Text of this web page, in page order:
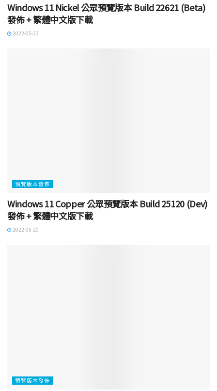
Windows 11 Nickel 公眾預覽版本 Build 22621 (Beta)
發佈 + 繁體中文版下載
2022-05-23
預覽版本發佈
Windows 11 Copper 公眾預覽版本 Build 25120 (Dev)
發佈 + 繁體中文版下載
2022-05-20
預覽版本發佈